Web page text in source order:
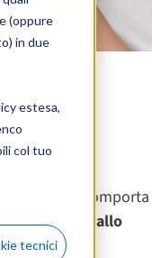
(oppure
in due
estesa,
col tuo
tecnici
che comporta
dalla bocca allo